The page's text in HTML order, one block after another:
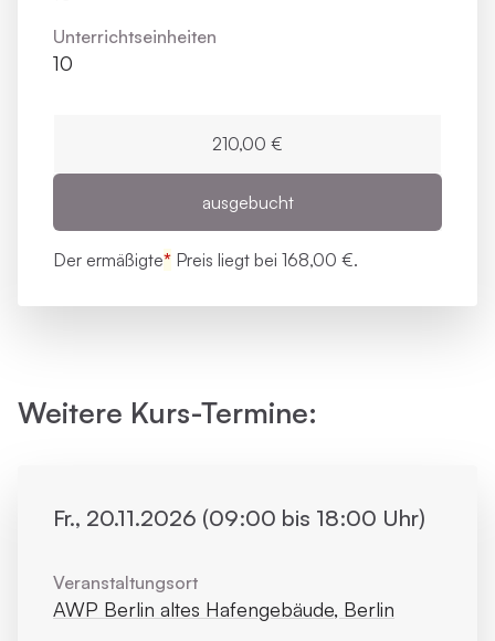
Unterrichts­einheiten
10
210,00 €
ausgebucht
Der ermäßigte* Preis liegt bei 168,00 €.
Weitere Kurs-Termine:
Fr., 20.11.2026 (09:00 bis 18:00 Uhr)
Veranstaltungsort
AWP Berlin altes Hafengebäude, Berlin